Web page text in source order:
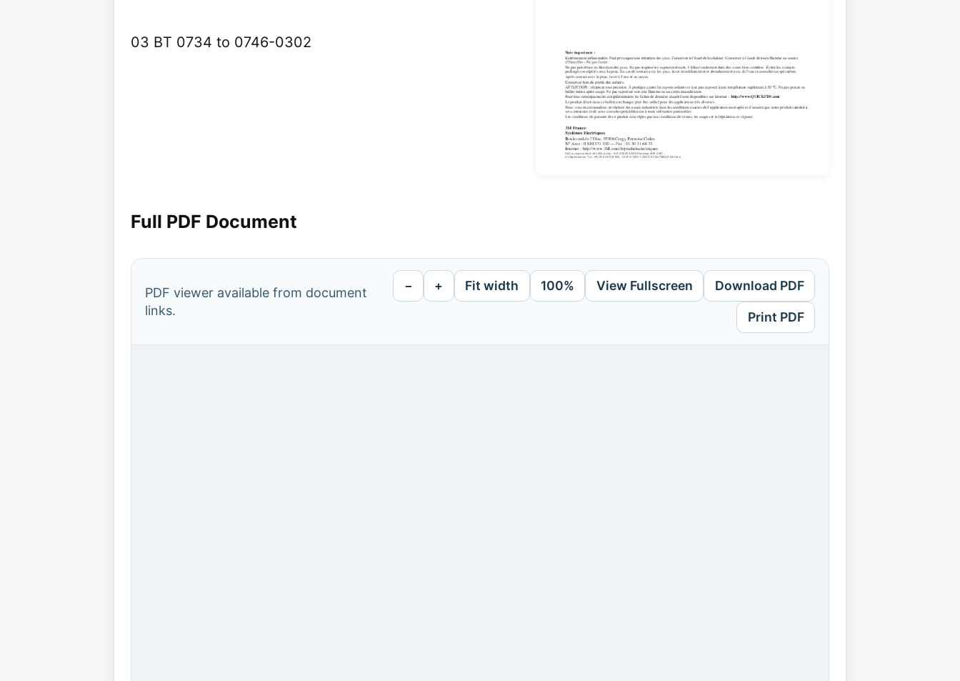
03 BT 0734 to 0746-0302
Full PDF Document
PDF viewer available from document
links.
− + Fit width 100% View Fullscreen Download PDF
Print PDF